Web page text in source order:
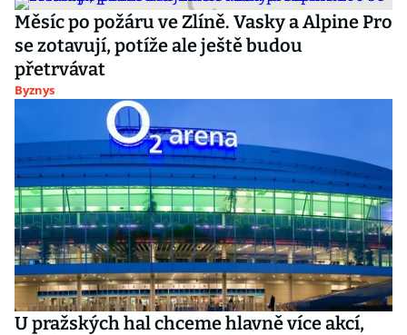
Měsíc po požáru ve Zlíně. Vasky a Alpine Pro
se zotavují, potíže ale ještě budou
přetrvávat
Byznys
U pražských hal chceme hlavně více akcí,